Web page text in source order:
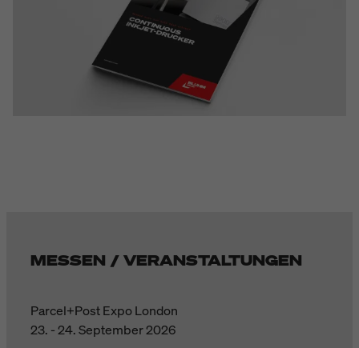
MESSEN / VERANSTALTUNGEN
Parcel+Post Expo London
23. - 24. September 2026